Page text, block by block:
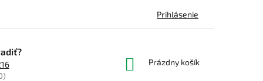
Prihlásenie
NÁKUPNÝ
Prázdny košík